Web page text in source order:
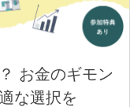
お金のギモン
な選択を